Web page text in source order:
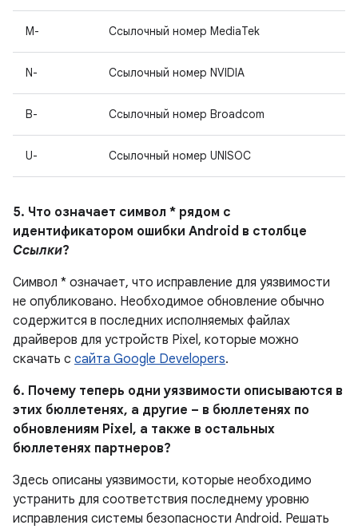
M- Ссылочный номер MediaTek
N- Ссылочный номер NVIDIA
B- Ссылочный номер Broadcom
U- Ссылочный номер UNISOC
5. Что означает символ * рядом с
идентификатором ошибки Android в столбце
Ссылки?
Символ * означает, что исправление для уязвимости
не опубликовано. Необходимое обновление обычно
содержится в последних исполняемых файлах
драйверов для устройств Pixel, которые можно
скачать с сайта Google Developers.
6. Почему теперь одни уязвимости описываются в
этих бюллетенях, а другие – в бюллетенях по
обновлениям Pixel, а также в остальных
бюллетенях партнеров?
Здесь описаны уязвимости, которые необходимо
устранить для соответствия последнему уровню
исправления системы безопасности Android. Решать